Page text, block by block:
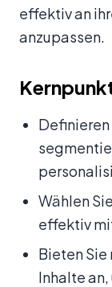
effektiv an
anzupassen.
Definieren
Wählen
effektiv
Bieten
Inhalte